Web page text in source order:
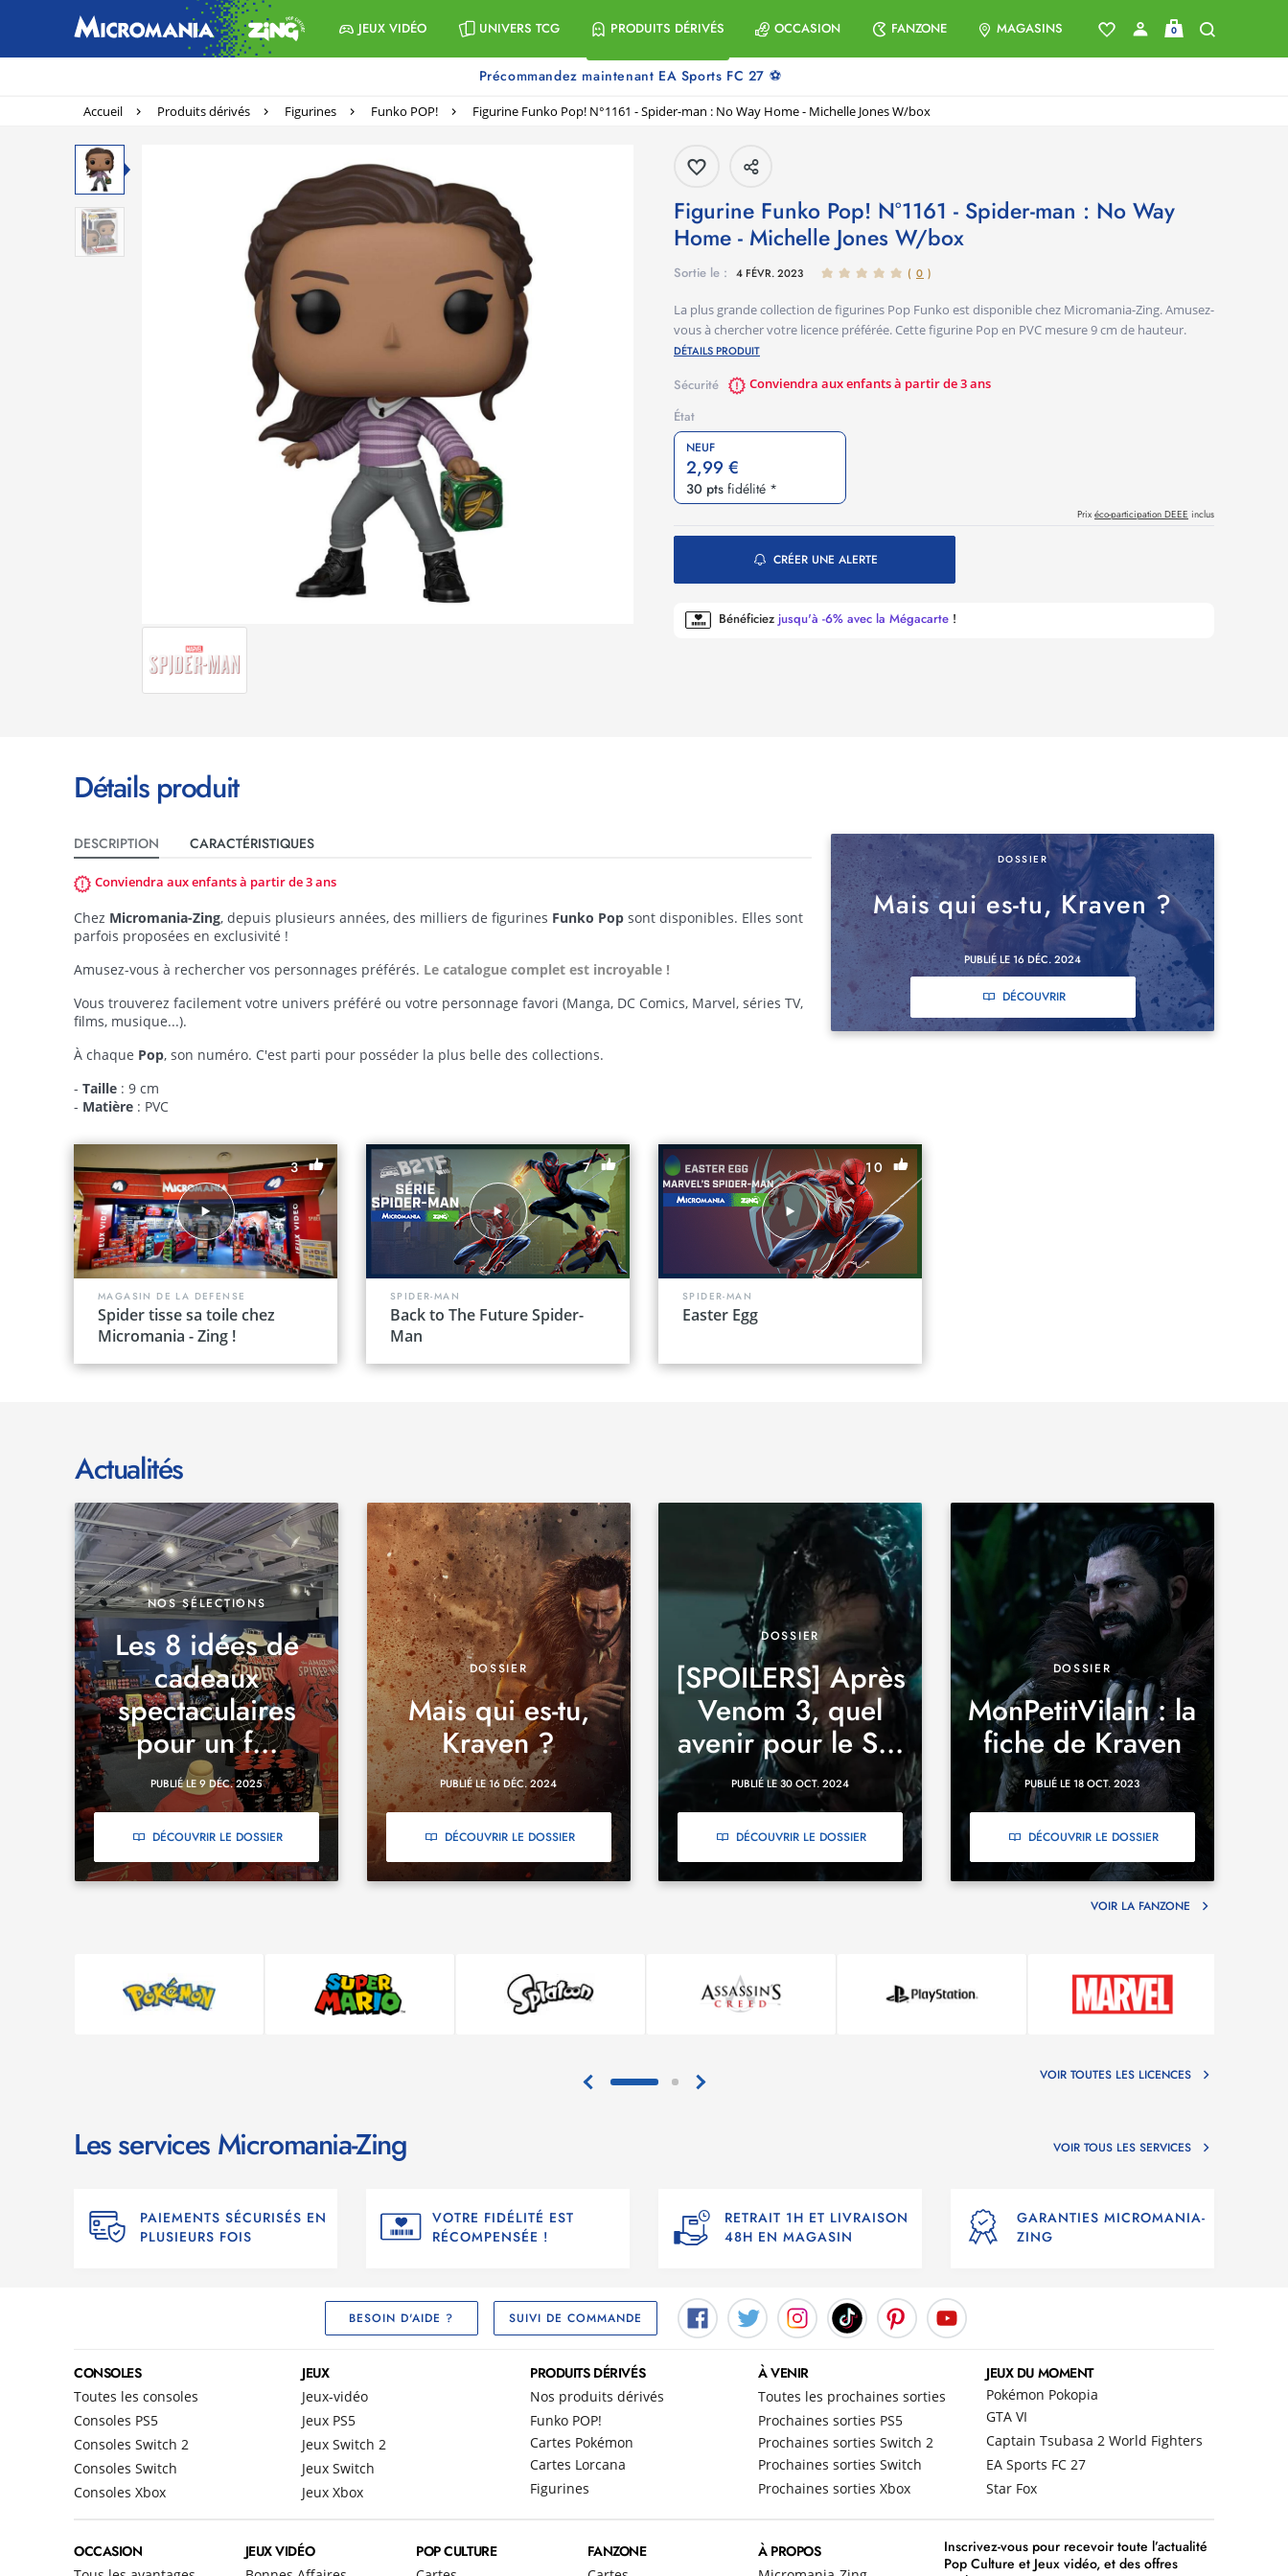
JEUX VIDÉO UNIVERS TCG PRODUITS DÉRIVÉS OCCASION FANZONE MAGASINS 0
Précommandez maintenant EA Sports FC 27 ⚽
Accueil Produits dérivés Figurines Funko POP! Figurine Funko Pop! N°1161 - Spider-man : No Way Home - Michelle Jones W/box
Figurine Funko Pop! N°1161 - Spider-man : No Way
Home - Michelle Jones W/box
Sortie le : 4 FÉVR. 2023 ( 0 )
La plus grande collection de figurines Pop Funko est disponible chez Micromania-Zing. Amusez-
vous à chercher votre licence préférée. Cette figurine Pop en PVC mesure 9 cm de hauteur.
DÉTAILS PRODUIT
Sécurité Conviendra aux enfants à partir de 3 ans
État
NEUF
2,99 €
30 pts fidélité *
Prix éco-participation DEEE inclus
CRÉER UNE ALERTE
Bénéficiez jusqu'à -6% avec la Mégacarte !
Détails produit
DESCRIPTION CARACTÉRISTIQUES
Conviendra aux enfants à partir de 3 ans
Chez Micromania-Zing, depuis plusieurs années, des milliers de figurines Funko Pop sont disponibles. Elles sont
parfois proposées en exclusivité !
Amusez-vous à rechercher vos personnages préférés. Le catalogue complet est incroyable !
Vous trouverez facilement votre univers préféré ou votre personnage favori (Manga, DC Comics, Marvel, séries TV,
films, musique...).
À chaque Pop, son numéro. C'est parti pour posséder la plus belle des collections.
- Taille : 9 cm
- Matière : PVC
DOSSIER
Mais qui es-tu, Kraven ?
PUBLIÉ LE 16 DÉC. 2024
DÉCOUVRIR
3
MAGASIN DE LA DEFENSE
Spider tisse sa toile chez
Micromania - Zing !
7
SPIDER-MAN
Back to The Future Spider-
Man
10
SPIDER-MAN
Easter Egg
Actualités
NOS SÉLECTIONS
Les 8 idées de
cadeaux
spectaculaires
pour un f...
PUBLIÉ LE 9 DÉC. 2025
DÉCOUVRIR LE DOSSIER
DOSSIER
Mais qui es-tu,
Kraven ?
PUBLIÉ LE 16 DÉC. 2024
DÉCOUVRIR LE DOSSIER
DOSSIER
[SPOILERS] Après
Venom 3, quel
avenir pour le S...
PUBLIÉ LE 30 OCT. 2024
DÉCOUVRIR LE DOSSIER
DOSSIER
MonPetitVilain : la
fiche de Kraven
PUBLIÉ LE 18 OCT. 2023
DÉCOUVRIR LE DOSSIER
VOIR LA FANZONE
VOIR TOUTES LES LICENCES
Les services Micromania-Zing VOIR TOUS LES SERVICES
PAIEMENTS SÉCURISÉS EN
PLUSIEURS FOIS
VOTRE FIDÉLITÉ EST
RÉCOMPENSÉE !
RETRAIT 1H ET LIVRAISON
48H EN MAGASIN
GARANTIES MICROMANIA-
ZING
BESOIN D'AIDE ? SUIVI DE COMMANDE
CONSOLES
Toutes les consoles
Consoles PS5
Consoles Switch 2
Consoles Switch
Consoles Xbox
JEUX
Jeux-vidéo
Jeux PS5
Jeux Switch 2
Jeux Switch
Jeux Xbox
PRODUITS DÉRIVÉS
Nos produits dérivés
Funko POP!
Cartes Pokémon
Cartes Lorcana
Figurines
À VENIR
Toutes les prochaines sorties
Prochaines sorties PS5
Prochaines sorties Switch 2
Prochaines sorties Switch
Prochaines sorties Xbox
JEUX DU MOMENT
Pokémon Pokopia
GTA VI
Captain Tsubasa 2 World Fighters
EA Sports FC 27
Star Fox
OCCASION JEUX VIDÉO POP CULTURE FANZONE À PROPOS
Inscrivez-vous pour recevoir toute l’actualité
Pop Culture et Jeux vidéo, et des offres